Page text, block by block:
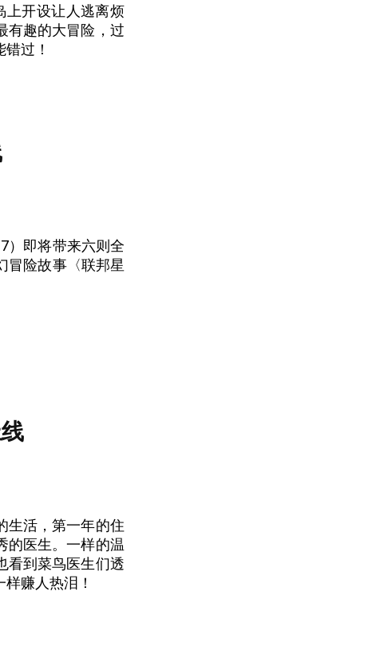
上开设让人逃离烦
有趣的大冒险，过
过！
）即将带来六则全
冒险故事〈联邦星
生活，第一年的住
的医生。一样的温
看到菜鸟医生们透
赚人热泪！